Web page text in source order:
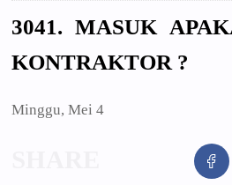
3041. MASUK
KONTRAKTOR ?
Minggu, Mei 4